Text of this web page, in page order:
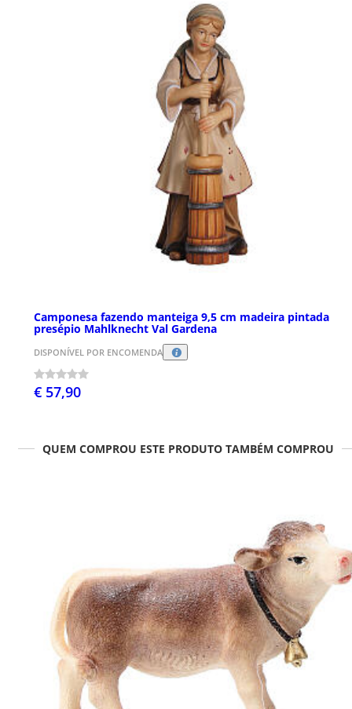
Camponesa fazendo manteiga 9,5 cm madeira pintada
presépio Mahlknecht Val Gardena
DISPONÍVEL POR ENCOMENDA
€ 57,90
QUEM COMPROU ESTE PRODUTO TAMBÉM COMPROU